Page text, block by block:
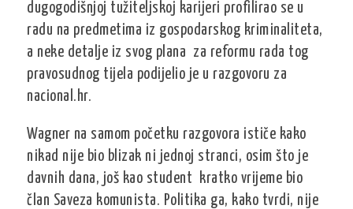
dugogodišnjoj tužiteljskoj karijeri profilirao se u
radu na predmetima iz gospodarskog kriminaliteta,
a neke detalje iz svog plana za reformu rada tog
pravosudnog tijela podijelio je u razgovoru za
nacional.hr.
Wagner na samom početku razgovora ističe kako
nikad nije bio blizak ni jednoj stranci, osim što je
davnih dana, još kao student kratko vrijeme bio
član Saveza komunista. Politika ga, kako tvrdi, nije